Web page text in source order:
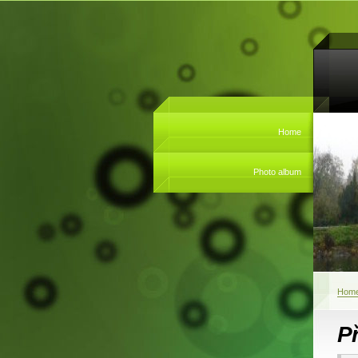
Home
Photo album